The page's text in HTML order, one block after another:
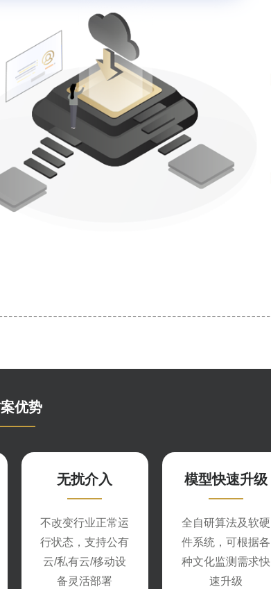
优势
无扰介入
不改变行业正常运
行状态，支持公有
云/私有云/移动设
备灵活部署
模型快速升级
全自研算法及软硬
件系统，可根据各
种文化监测需求快
速升级